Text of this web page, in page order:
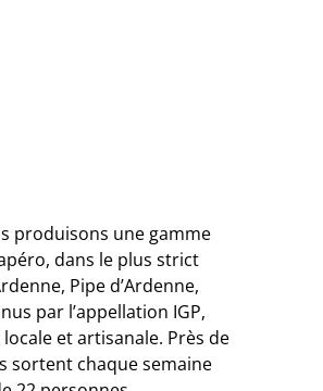
produisons une gamme
dans le plus strict
Pipe d’Ardenne,
par l’appellation IGP,
et artisanale. Près de
sortent chaque semaine